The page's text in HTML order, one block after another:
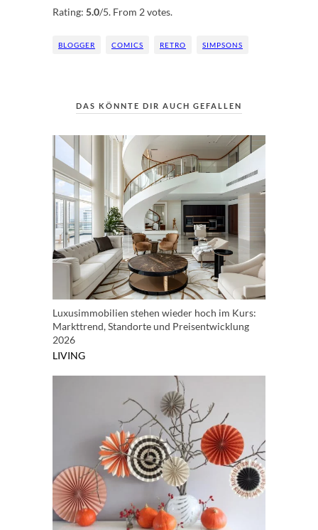
Rating: 5.0/5. From 2 votes.
BLOGGER COMICS RETRO SIMPSONS
DAS KÖNNTE DIR AUCH GEFALLEN
Luxusimmobilien stehen wieder hoch im Kurs:
Markttrend, Standorte und Preisentwicklung
2026
LIVING